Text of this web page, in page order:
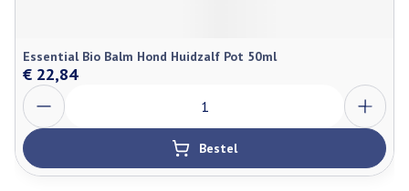
Essential Bio Balm Hond Huidzalf Pot 50ml
€ 22,84
Aantal
Bestel